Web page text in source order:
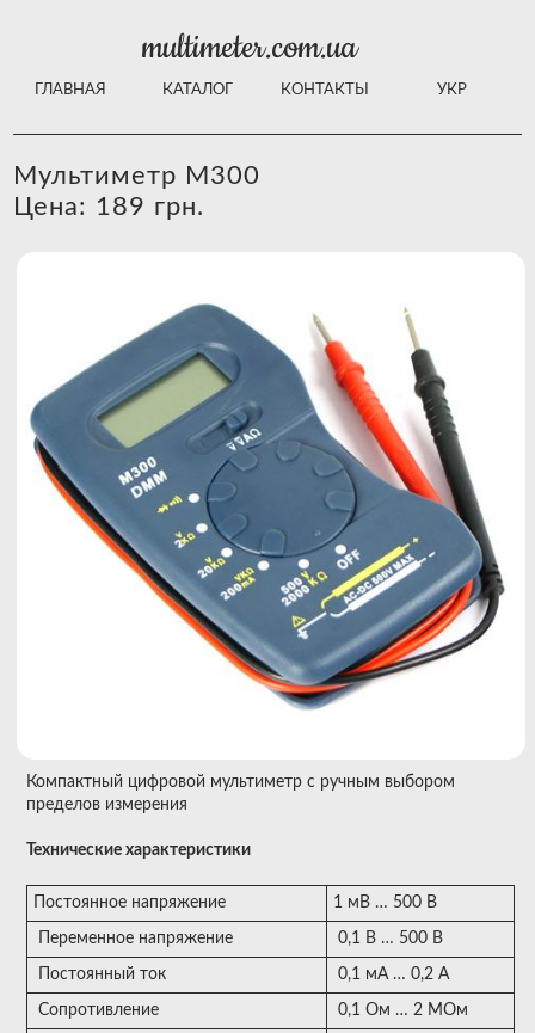
multimeter.com.ua
ГЛАВНАЯ КАТАЛОГ КОНТАКТЫ УКР
Мультиметр M300
Цена: 189 грн.
Компактный цифровой мультиметр с ручным выбором
пределов измерения
Технические характеристики
Постоянное напряжение 1 мВ … 500 В
Переменное напряжение 0,1 В … 500 В
Постоянный ток 0,1 мА … 0,2 А
Сопротивление 0,1 Ом … 2 МОм